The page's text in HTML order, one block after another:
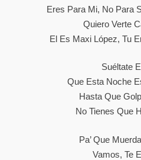
Eres Para Mi, No Para
Quiero Verte
El Es Maxi López, Tu
Suéltate
Que Esta Noche
Hasta Que
No Tienes Que
Pa’ Que
Vamos, Te